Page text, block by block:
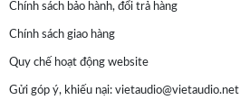
Chính sách bảo hành, đổi trả hàng
Chính sách giao hàng
Quy chế hoạt động website
Gửi góp ý, khiếu nại: vietaudio@vietaudio.net